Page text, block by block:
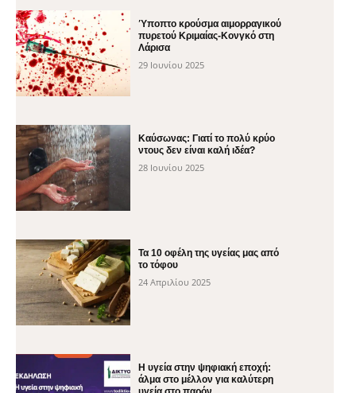
Ύποπτο κρούσμα αιμορραγικού
πυρετού Κριμαίας-Κονγκό στη
Λάρισα
29 Ιουνίου 2025
Καύσωνας: Γιατί το πολύ κρύο
ντους δεν είναι καλή ιδέα?
28 Ιουνίου 2025
Τα 10 οφέλη της υγείας μας από
το τόφου
24 Απριλίου 2025
H υγεία στην ψηφιακή εποχή:
άλμα στο μέλλον για καλύτερη